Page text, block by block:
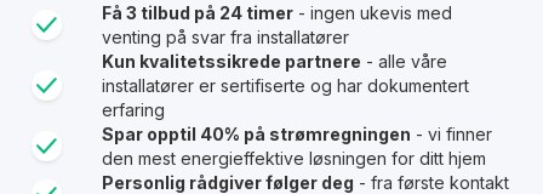
Få 3 tilbud på 24 timer - ingen ukevis med
venting på svar fra installatører
Kun kvalitetssikrede partnere - alle våre
installatører er sertifiserte og har dokumentert
erfaring
Spar opptil 40% på strømregningen - vi finner
den mest energieffektive løsningen for ditt hjem
Personlig rådgiver følger deg - fra første kontakt